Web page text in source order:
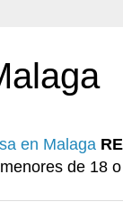
en Malaga
de 18